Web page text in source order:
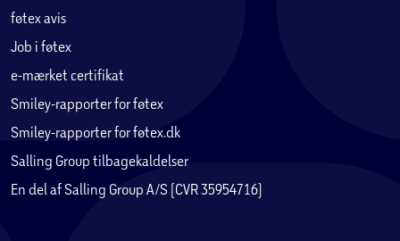
føtex avis
Job i føtex
e-mærket certifikat
Smiley-rapporter for føtex
Smiley-rapporter for føtex.dk
Salling Group tilbagekaldelser
En del af Salling Group A/S (CVR 35954716)